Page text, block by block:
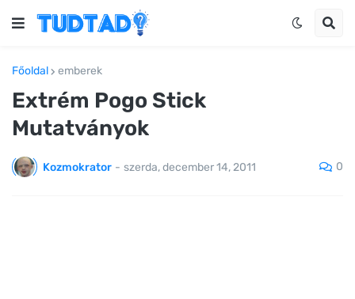
Főoldal emberek
Extrém Pogo Stick
Mutatványok
Kozmokrator - szerda, december 14, 2011 0